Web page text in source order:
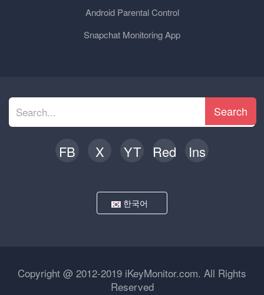
Android Parental Control
Snapchat Monitoring App
Search
FB X YT Red Ins
한국어
Copyright @ 2012-2019 iKeyMonitor.com. All Rights
Reserved